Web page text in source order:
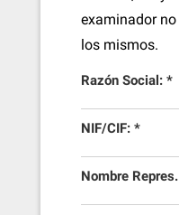
examinador
los mismos.
Razón Social: *
NIF/CIF: *
Nombre